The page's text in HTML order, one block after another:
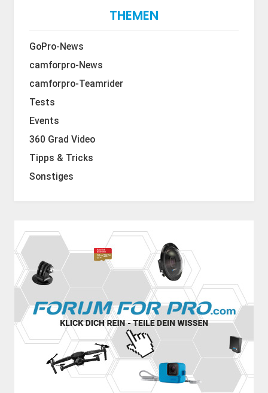
THEMEN
GoPro-News
camforpro-News
camforpro-Teamrider
Tests
Events
360 Grad Video
Tipps & Tricks
Sonstiges